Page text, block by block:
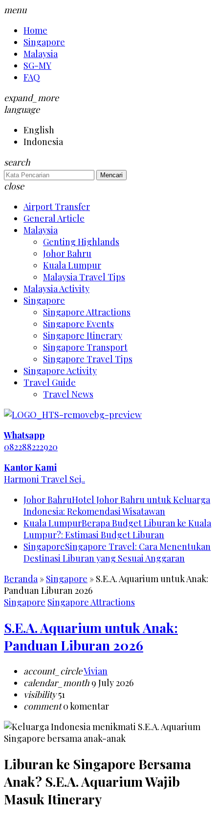
menu
Home
Singapore
Malaysia
SG-MY
FAQ
expand_more
language
English
Indonesia
search
Mencari
close
Airport Transfer
General Article
Malaysia
Genting Highlands
Johor Bahru
Kuala Lumpur
Malaysia Travel Tips
Malaysia Activity
Singapore
Singapore Attractions
Singapore Events
Singapore Itinerary
Singapore Transport
Singapore Travel Tips
Singapore Activity
Travel Guide
Travel News
Whatsapp
082288222920
Kantor Kami
Harmoni Travel Sej..
Johor BahruHotel Johor Bahru untuk Keluarga
Indonesia: Rekomendasi Wisatawan
Kuala LumpurBerapa Budget Liburan ke Kuala
Lumpur?: Estimasi Budget Liburan
SingaporeSingapore Travel: Cara Menentukan
Destinasi Liburan yang Sesuai Anggaran
Beranda» Singapore » S.E.A. Aquarium untuk Anak:
Panduan Liburan 2026
Singapore Singapore Attractions
S.E.A. Aquarium untuk Anak:
Panduan Liburan 2026
account_circleVivian
calendar_month 9 July 2026
visibility51
comment0 komentar
Liburan ke Singapore Bersama
Anak? S.E.A. Aquarium Wajib
Masuk Itinerary